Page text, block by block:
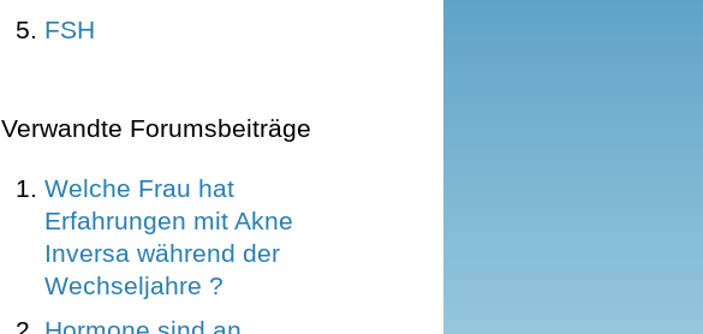
FSH
Verwandte Forumsbeiträge
Welche Frau hat
Erfahrungen mit Akne
Inversa während der
Wechseljahre ?